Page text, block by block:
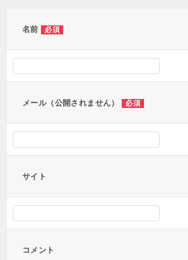
名前 必須
メール（公開されません） 必須
サイト
コメント